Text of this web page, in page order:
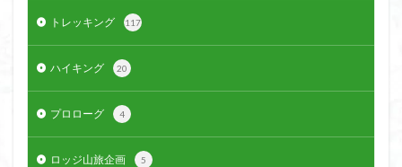
トレッキング 117
ハイキング 20
プロローグ 4
ロッジ山旅企画 5